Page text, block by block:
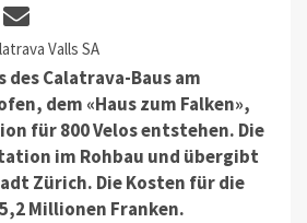
Valls SA
des Calatrava-Baus am
dem «Haus zum Falken»,
für 800 Velos entstehen. Die
im Rohbau und übergibt
Zürich. Die Kosten für die
Millionen Franken.